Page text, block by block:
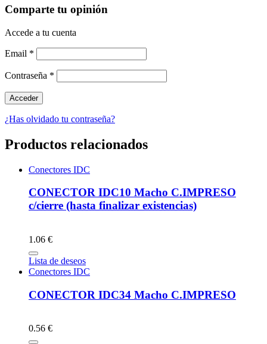
Comparte tu opinión
Accede a tu cuenta
Email *
Contraseña *
¿Has olvidado tu contraseña?
Productos relacionados
Conectores IDC
CONECTOR IDC10 Macho C.IMPRESO
c/cierre (hasta finalizar existencias)
1.06 €
Lista de deseos
Conectores IDC
CONECTOR IDC34 Macho C.IMPRESO
0.56 €